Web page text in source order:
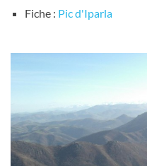
Fiche : Pic d'Iparla